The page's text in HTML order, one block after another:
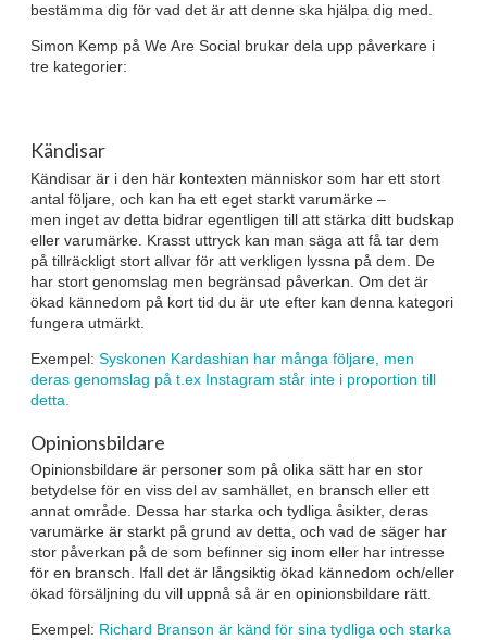
bestämma dig för vad det är att denne ska hjälpa dig med.
Simon Kemp på We Are Social brukar dela upp påverkare i
tre kategorier:
Kändisar
Kändisar är i den här kontexten människor som har ett stort
antal följare, och kan ha ett eget starkt varumärke –
men inget av detta bidrar egentligen till att stärka ditt budskap
eller varumärke. Krasst uttryck kan man säga att få tar dem
på tillräckligt stort allvar för att verkligen lyssna på dem. De
har stort genomslag men begränsad påverkan. Om det är
ökad kännedom på kort tid du är ute efter kan denna kategori
fungera utmärkt.
Exempel: Syskonen Kardashian har många följare, men
deras genomslag på t.ex Instagram står inte i proportion till
detta.
Opinionsbildare
Opinionsbildare är personer som på olika sätt har en stor
betydelse för en viss del av samhället, en bransch eller ett
annat område. Dessa har starka och tydliga åsikter, deras
varumärke är starkt på grund av detta, och vad de säger har
stor påverkan på de som befinner sig inom eller har intresse
för en bransch. Ifall det är långsiktig ökad kännedom och/eller
ökad försäljning du vill uppnå så är en opinionsbildare rätt.
Exempel: Richard Branson är känd för sina tydliga och starka